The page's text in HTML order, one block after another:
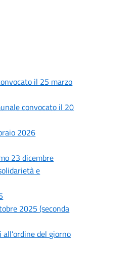
il 25 marzo
convocato il 20
2026
23 dicembre
e
2025 (seconda
del giorno